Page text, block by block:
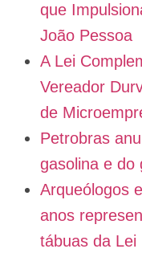
que
João Pessoa
A Lei
Vereador
de
Petrobras
gasolina e do
Arqueólogos
anos
tábuas da Lei